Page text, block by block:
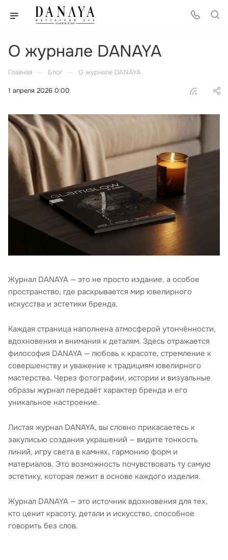
О журнале DANAYA
Главная — Блог — О журнале DANAYA
1 апреля 2026 0:00
Журнал DANAYA — это не просто издание, а особое
пространство, где раскрывается мир ювелирного
искусства и эстетики бренда.
Каждая страница наполнена атмосферой утончённости,
вдохновения и внимания к деталям. Здесь отражается
философия DANAYA — любовь к красоте, стремление к
совершенству и уважение к традициям ювелирного
мастерства. Через фотографии, истории и визуальные
образы журнал передаёт характер бренда и его
уникальное настроение.
Листая журнал DANAYA, вы словно прикасаетесь к
закулисью создания украшений — видите тонкость
линий, игру света в камнях, гармонию форм и
материалов. Это возможность почувствовать ту самую
эстетику, которая лежит в основе каждого изделия.
Журнал DANAYA — это источник вдохновения для тех,
кто ценит красоту, детали и искусство, способное
говорить без слов.